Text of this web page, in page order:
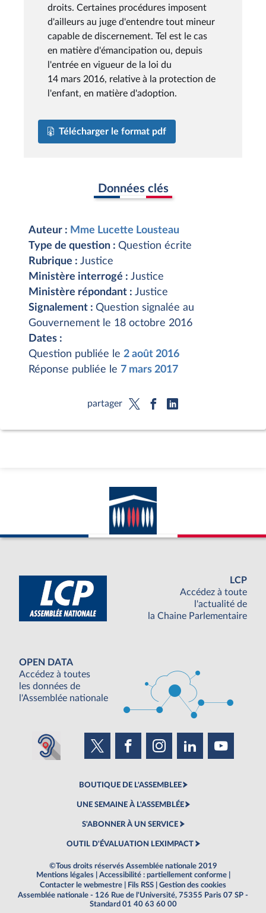
droits. Certaines procédures imposent
d'ailleurs au juge d'entendre tout mineur
capable de discernement. Tel est le cas
en matière d'émancipation ou, depuis
l'entrée en vigueur de la loi du
14 mars 2016, relative à la protection de
l'enfant, en matière d'adoption.
Télécharger le format pdf
Données clés
Auteur : Mme Lucette Lousteau
Type de question : Question écrite
Rubrique : Justice
Ministère interrogé : Justice
Ministère répondant : Justice
Signalement : Question signalée au
Gouvernement le 18 octobre 2016
Dates :
Question publiée le 2 août 2016
Réponse publiée le 7 mars 2017
partager
LCP
Accédez à toute
l'actualité de
la Chaine Parlementaire
OPEN DATA
Accédez à toutes
les données de
l'Assemblée nationale
BOUTIQUE DE L'ASSEMBLEE
UNE SEMAINE À L'ASSEMBLÉE
S'ABONNER À UN SERVICE
OUTIL D'ÉVALUATION LEXIMPACT
©Tous droits réservés Assemblée nationale 2019
Mentions légales
Accessibilité : partiellement conforme
Contacter le webmestre
Fils RSS
Gestion des cookies
Assemblée nationale - 126 Rue de l'Université, 75355 Paris 07 SP -
Standard 01 40 63 60 00